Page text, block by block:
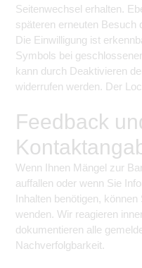
Seitenwechsel erhalten.
späteren erneuten Besuch
Die Einwilligung ist
Symbols bei
kann durch Deaktivieren
widerrufen werden. Der
Feedback
Wenn Ihnen Mängel zur
auffallen oder wenn Sie
Inhalten benötigen,
wenden. Wir reagieren
dokumentieren alle
Nachverfolgbarkeit.